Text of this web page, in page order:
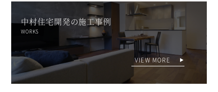
中村住宅開発の施工事例
WORKS
VIEW MORE